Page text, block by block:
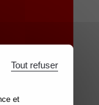
et
Tout refuser